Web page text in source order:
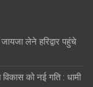
लेने हरिद्वार पहुंचे
को नई गति : धामी